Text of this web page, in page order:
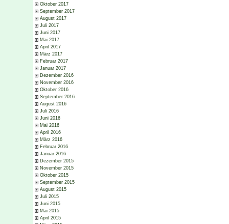
Oktober 2017
September 2017
August 2017
Juli 2017
Juni 2017
Mai 2017
April 2017
März 2017
Februar 2017
Januar 2017
Dezember 2016
November 2016
Oktober 2016
September 2016
August 2016
Juli 2016
Juni 2016
Mai 2016
April 2016
März 2016
Februar 2016
Januar 2016
Dezember 2015
November 2015
Oktober 2015
September 2015
August 2015
Juli 2015
Juni 2015
Mai 2015
April 2015